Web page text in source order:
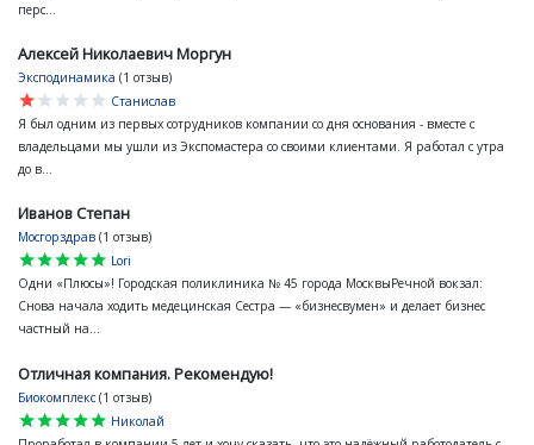
перс...
Алексей Николаевич Моргун
Эксподинамика (1 отзыв)
star
star
star
star
star
Станислав
Я был одним из первых сотрудников компании со дня основания - вместе с
владельцами мы ушли из Экспомастера со своими клиентами. Я работал с утра
до в...
Иванов Степан
Мосгорздрав (1 отзыв)
star
star
star
star
star
Lori
Одни «Плюсы»! Городская поликлиника № 45 города МосквыРечной вокзал:
Снова начала ходить медецинская Сестра — «бизнесвумен» и делает бизнес
частный на...
Отличная компания. Рекомендую!
Биокомплекс (1 отзыв)
star
star
star
star
star
Николай